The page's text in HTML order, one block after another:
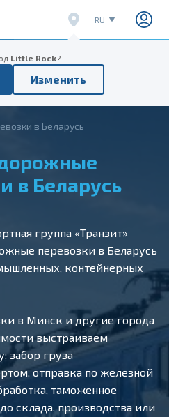
Little Rock?
Изменить
RU
EN
Расписание
в Беларусь
в Беларусь
группа «Транзит»
перевозки в Беларусь
контейнерных
в Минск и другие города
выстраиваем
забор груза
отправка по железной
таможенное
склада, производства или